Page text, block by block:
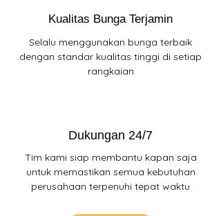
Kualitas Bunga Terjamin
Selalu menggunakan bunga terbaik
dengan standar kualitas tinggi di setiap
rangkaian
Dukungan 24/7
Tim kami siap membantu kapan saja
untuk memastikan semua kebutuhan
perusahaan terpenuhi tepat waktu